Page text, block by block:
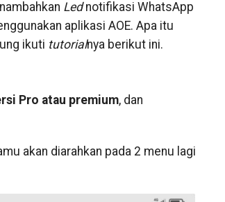
Lednotifikasi WhatsApp
aplikasi AOE. Apa itu
ikuti tutorialnya berikut ini.
Pro atau premium, dan
akan diarahkan pada 2 menu lagi